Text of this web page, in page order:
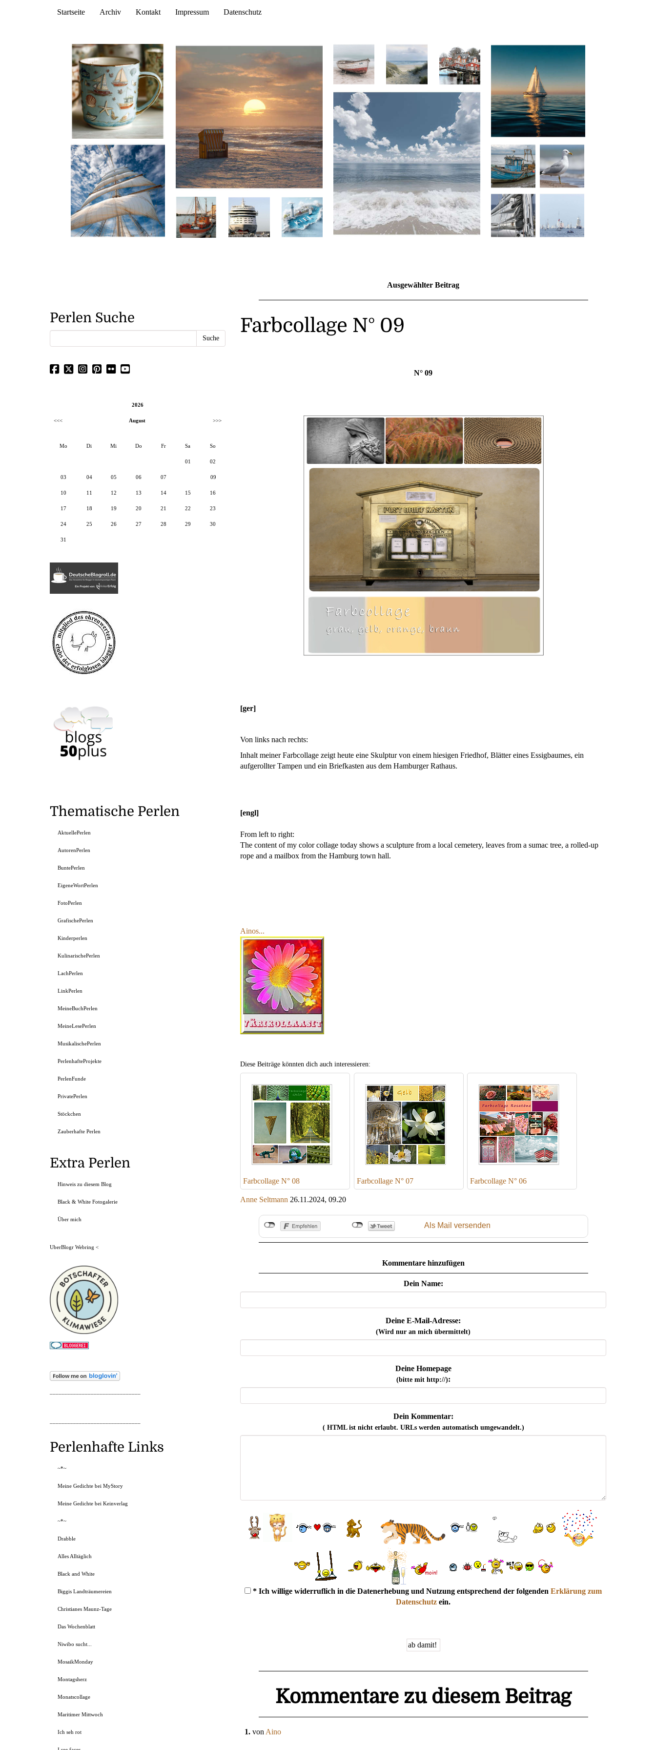
Startseite Archiv Kontakt Impressum Datenschutz
Ausgewählter Beitrag
Farbcollage N° 09
N° 09
[ger]
Von links nach rechts:
Inhalt meiner Farbcollage zeigt heute eine Skulptur von einem hiesigen Friedhof, Blätter eines Essigbaumes, ein
aufgerollter Tampen und ein Briefkasten aus dem Hamburger Rathaus.
[engl]
From left to right:
The content of my color collage today shows a sculpture from a local cemetery, leaves from a sumac tree, a rolled-up
rope and a mailbox from the Hamburg town hall.
Ainos...
Diese Beiträge könnten dich auch interessieren:
Farbcollage N° 08 Farbcollage N° 07 Farbcollage N° 06
Anne Seltmann 26.11.2024, 09.20
Als Mail versenden
Kommentare hinzufügen
Dein Name:
Deine E-Mail-Adresse:
(Wird nur an mich übermittelt)
Deine Homepage
(bitte mit http://):
Dein Kommentar:
( HTML ist nichterlaubt. URLs werden automatisch umgewandelt.)
* Ich willige widerruflich in die Datenerhebung und Nutzung entsprechend der folgenden Erklärung zum
Datenschutz ein.
Kommentare zu diesem Beitrag
1. von Aino
Perlen Suche
2026
<<< August >>>
Mo Di Mi Do Fr Sa So
01 02
03 04 05 06 07 09
10 11 12 13 14 15 16
17 18 19 20 21 22 23
24 25 26 27 28 29 30
31
Thematische Perlen
AktuellePerlen
AutorenPerlen
BuntePerlen
EigeneWortPerlen
FotoPerlen
GrafischePerlen
Kinderperlen
KulinarischePerlen
LachPerlen
LinkPerlen
MeineBuchPerlen
MeineLesePerlen
MusikalischePerlen
PerlenhafteProjekte
PerlenFunde
PrivatePerlen
Stöckchen
Zauberhafte Perlen
Extra Perlen
Hinweis zu diesem Blog
Black & White Fotogalerie
Über mich
UberBlogr Webring <
Perlenhafte Links
~*~
Meine Gedichte bei MyStory
Meine Gedichte bei Keinverlag
~*~
Drabble
Alles Alltäglich
Black and White
Biggis Landträumereien
Christianes Maunz-Tage
Das Wochenblatt
Niwibo sucht...
MosaikMonday
Montagsherz
Monatscollage
Maritimer Mittwoch
Ich seh rot